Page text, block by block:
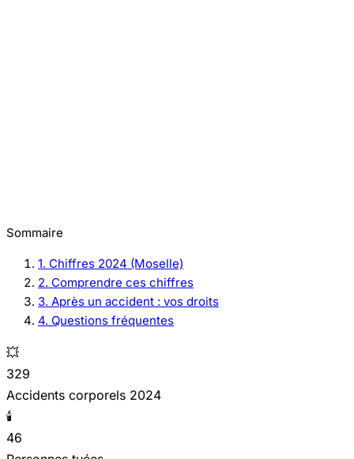
Sommaire
1. Chiffres 2024 (Moselle)
2. Comprendre ces chiffres
3. Après un accident : vos droits
4. Questions fréquentes
💥
329
Accidents corporels 2024
🕯️
46